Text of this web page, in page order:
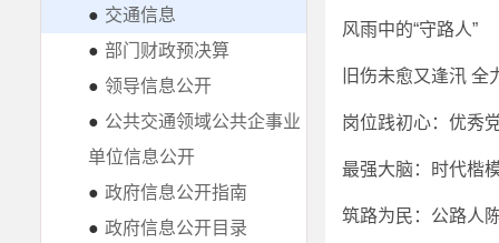
● 交通信息
● 部门财政预决算
● 领导信息公开
● 公共交通领域公共企事业
单位信息公开
● 政府信息公开指南
● 政府信息公开目录
风雨中的“守路人”